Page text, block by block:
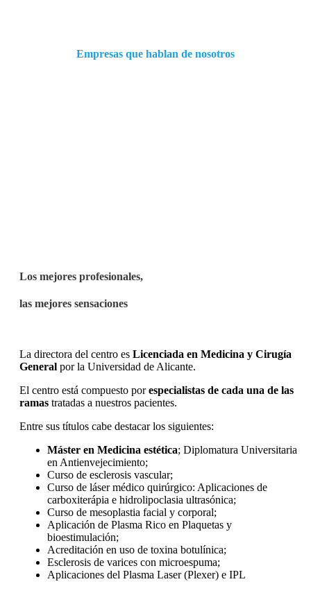
Empresas que hablan de nosotros
Los mejores profesionales,
las mejores sensaciones
La directora del centro es Licenciada en Medicina y Cirugía
General por la Universidad de Alicante.
El centro está compuesto porespecialistas de cada una de las
ramas tratadas a nuestros pacientes.
Entre sus títulos cabe destacar los siguientes:
Máster en Medicina estética; Diplomatura Universitaria
en Antienvejecimiento;
Curso de esclerosis vascular;
Curso de láser médico quirúrgico: Aplicaciones de
carboxiterápia e hidrolipoclasia ultrasónica;
Curso de mesoplastia facial y corporal;
Aplicación de Plasma Rico en Plaquetas y
bioestimulación;
Acreditación en uso de toxina botulínica;
Esclerosis de varices con microespuma;
Aplicaciones del Plasma Laser (Plexer) e IPL